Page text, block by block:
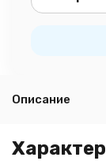
Описание